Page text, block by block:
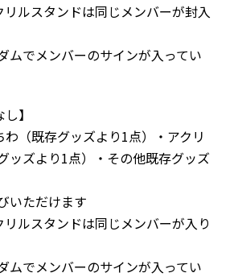
ルスタンドは同じメンバーが封入
ムでメンバーのサインが入ってい
】
（既存グッズより1点）・アクリ
ッズより1点）・その他既存グッズ
いただけます
ルスタンドは同じメンバーが入り
ムでメンバーのサインが入ってい